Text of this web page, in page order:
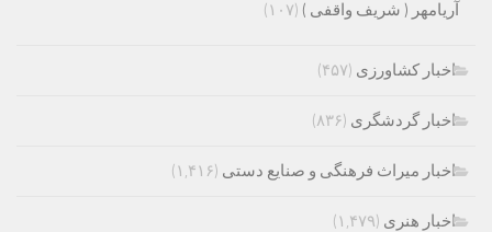
آریامهر ( شریف واقفی ) (۱۰۷)
اخبار کشاورزی (۴۵۷)
اخبار گردشگری (۸۳۶)
اخبار میراث فرهنگی و صنایع دستی (۱,۴۱۶)
اخبار هنری (۱,۴۷۹)